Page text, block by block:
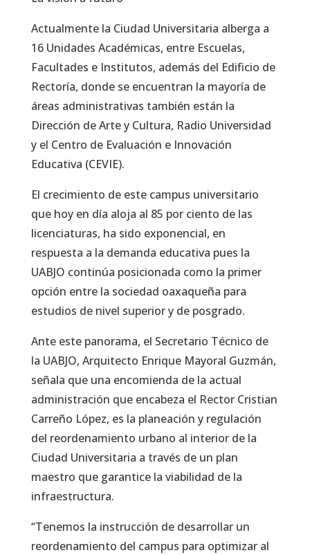
Actualmente la Ciudad Universitaria alberga a
16 Unidades Académicas, entre Escuelas,
Facultades e Institutos, además del Edificio de
Rectoría, donde se encuentran la mayoría de
áreas administrativas también están la
Dirección de Arte y Cultura, Radio Universidad
y el Centro de Evaluación e Innovación
Educativa (CEVIE).
El crecimiento de este campus universitario
que hoy en día aloja al 85 por ciento de las
licenciaturas, ha sido exponencial, en
respuesta a la demanda educativa pues la
UABJO continúa posicionada como la primer
opción entre la sociedad oaxaqueña para
estudios de nivel superior y de posgrado.
Ante este panorama, el Secretario Técnico de
la UABJO, Arquitecto Enrique Mayoral Guzmán,
señala que una encomienda de la actual
administración que encabeza el Rector Cristian
Carreño López, es la planeación y regulación
del reordenamiento urbano al interior de la
Ciudad Universitaria a través de un plan
maestro que garantice la viabilidad de la
infraestructura.
“Tenemos la instrucción de desarrollar un
reordenamiento del campus para optimizar al